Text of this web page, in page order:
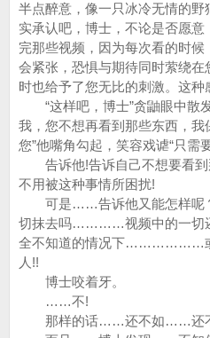
半点醉意，像一只冰冷无情的野
实承认吧，博士，不论是否愿
完那些视频，因为每次看的时
会紧张，恐惧与期待同时萦绕
时也给予了您无比的刺激。这种
“这样吧，博士”贪鼬眼中散
我，您不想再看到那些东西，
您”他嘴角勾起，笑容戏谑“只需
告诉他!告诉自己不想要看到
不用被这种事情所困扰!
可是……告诉他又能怎样呢？
切抹去吗…………视频中的一切
全不知道的情况下………………或
人!!
博士咬着牙。
……不!
那样的话……还不如……还